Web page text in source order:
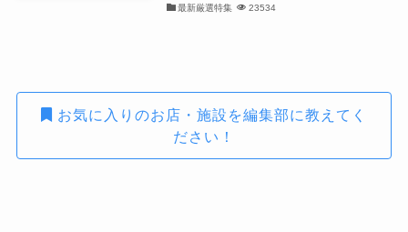
最新厳選特集 23534
お気に入りのお店・施設を編集部に教えてく
ださい！